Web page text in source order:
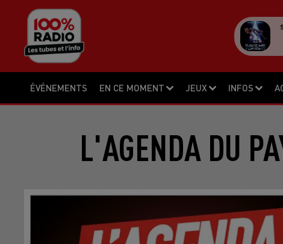
ÉVÉNEMENTS EN CE MOMENT JEUX INFOS
L'AGENDA DU